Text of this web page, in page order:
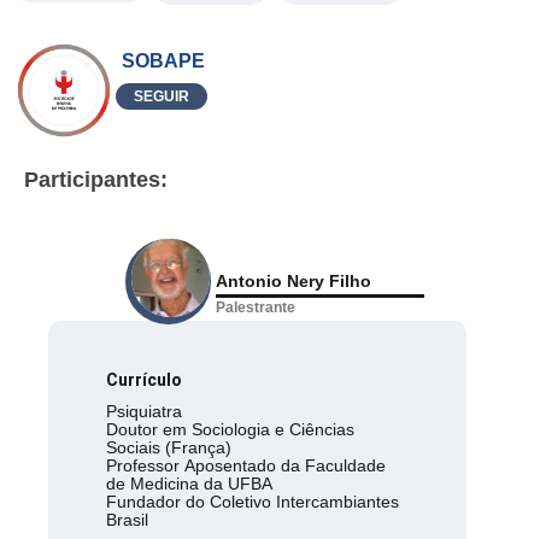
SOBAPE
SEGUIR
Participantes:
Antonio Nery Filho
Palestrante
Currículo
Psiquiatra
Doutor em Sociologia e Ciências
Sociais (França)
Professor Aposentado da Faculdade
de Medicina da UFBA
Fundador do Coletivo Intercambiantes
Brasil